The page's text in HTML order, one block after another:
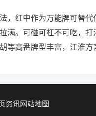
，红中作为万能牌可替
满。可碰可杠不可吃，
高番牌型丰富，江淮方
资讯网站地图